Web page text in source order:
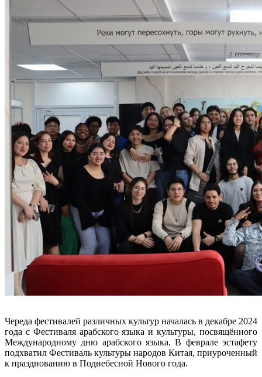
Череда фестивалей различных культур началась в декабре 2024
года с Фестиваля арабского языка и культуры, посвящённого
Международному дню арабского языка. В феврале эстафету
подхватил Фестиваль культуры народов Китая, приуроченный
к празднованию в Поднебесной Нового года.